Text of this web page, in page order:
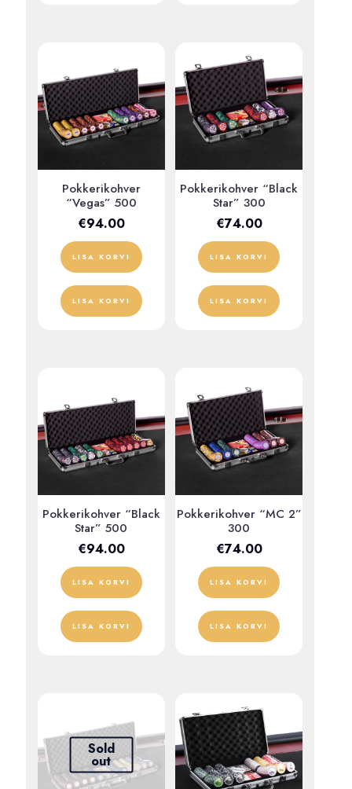
Pokkerikohver
“Vegas” 500
€94.00
LISA KORVI
LISA KORVI
Pokkerikohver “Black
Star” 300
€74.00
LISA KORVI
LISA KORVI
Pokkerikohver “Black
Star” 500
€94.00
LISA KORVI
LISA KORVI
Pokkerikohver “MC 2”
300
€74.00
LISA KORVI
LISA KORVI
Sold
out